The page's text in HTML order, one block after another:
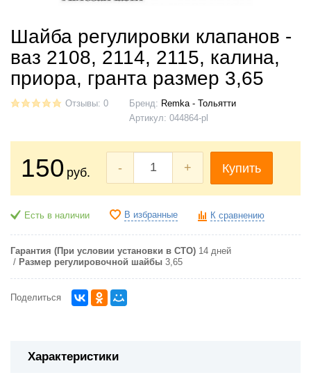
Шайба регулировки клапанов -
ваз 2108, 2114, 2115, калина,
приора, гранта размер 3,65
Отзывы: 0 Бренд: Remka - Тольятти
Артикул: 044864-pl
150 руб. - + Купить
Есть в наличии В избранные К сравнению
Гарантия (При условии установки в СТО) 14 дней
Размер регулировочной шайбы 3,65
Поделиться
Характеристики